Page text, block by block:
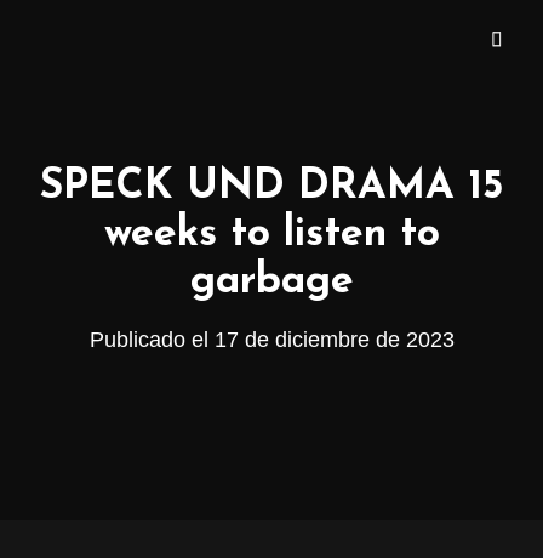
SPECK UND DRAMA 15
weeks to listen to
garbage
Publicado el 17 de diciembre de 2023